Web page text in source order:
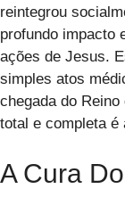
reintegrou
profundo impacto
ações de Jesus.
simples atos
chegada do
total e completa
A Cura